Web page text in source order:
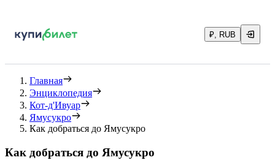
₽, RUB
Главная
Энциклопедия
Кот-д'Ивуар
Ямусукро
Как добраться до Ямусукро
Как добраться до Ямусукро